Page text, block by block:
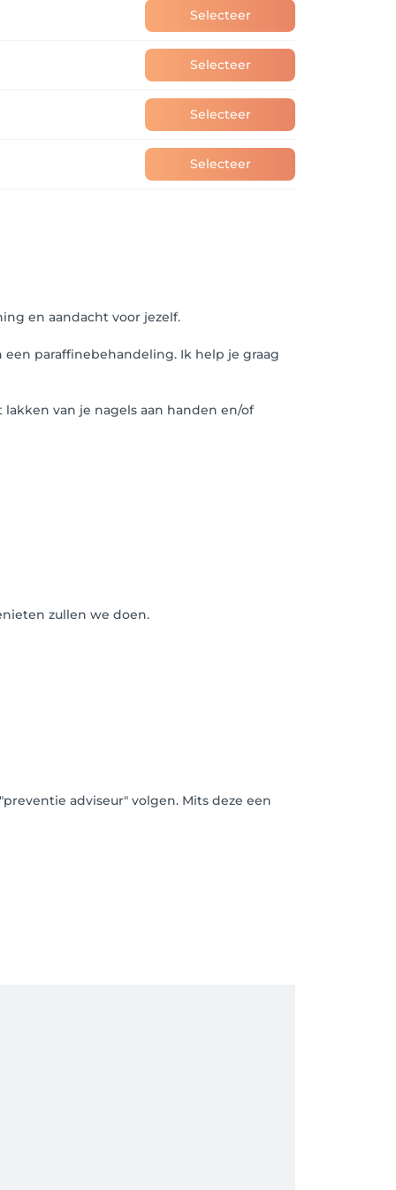
Selecteer
Selecteer
Selecteer
Selecteer
en aandacht voor jezelf.
paraffinebehandeling. Ik help je graag
van je nagels aan handen en/of
zullen we doen.
adviseur" volgen. Mits deze een